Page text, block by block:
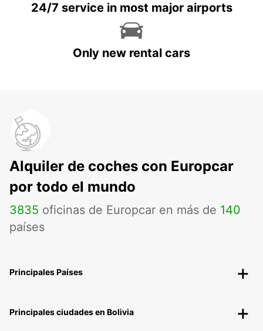
24/7 service in most major airports
Only new rental cars
Alquiler de coches con Europcar
por todo el mundo
3835 oficinas de Europcar en más de 140
países
Principales Países
Principales ciudades en Bolivia